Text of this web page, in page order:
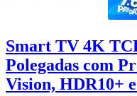
Smart TV 4K
Polegadas com
Vision, HDR10+